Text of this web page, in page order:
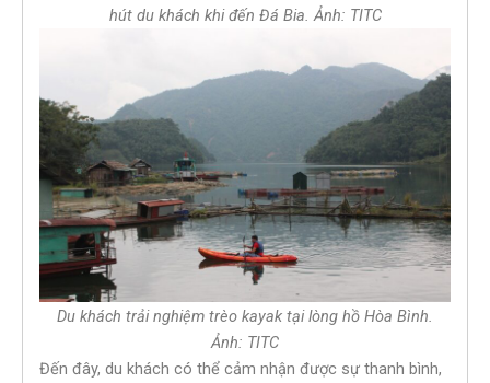
hút du khách khi đến Đá Bia. Ảnh: TITC
Du khách trải nghiệm trèo kayak tại lòng hồ Hòa Bình.
Ảnh: TITC
Đến đây, du khách có thể cảm nhận được sự thanh bình,